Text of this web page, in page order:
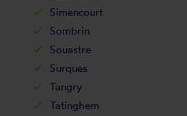
Simencourt
Sombrin
Souastre
Surques
Tangry
Tatinghem